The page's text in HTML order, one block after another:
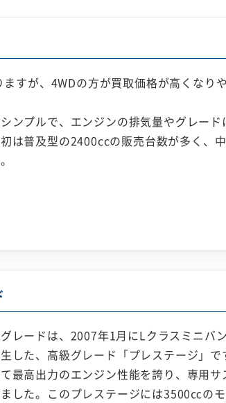
すが、4WDの方が買取価格が高くなり
ンプルで、エンジンの排気量やグレード
は普及型の2400ccの販売台数が多く、
レードは、2007年1月にLクラスミニバ
した、高級グレード「プレステージ」で
最高出力のエンジン性能を誇り、専用サ
した。このプレステージには3500㏄の